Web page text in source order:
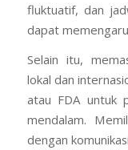
fluktuatif, dan
dapat
Selain itu,
lokal dan
atau FDA untuk
mendalam.
dengan